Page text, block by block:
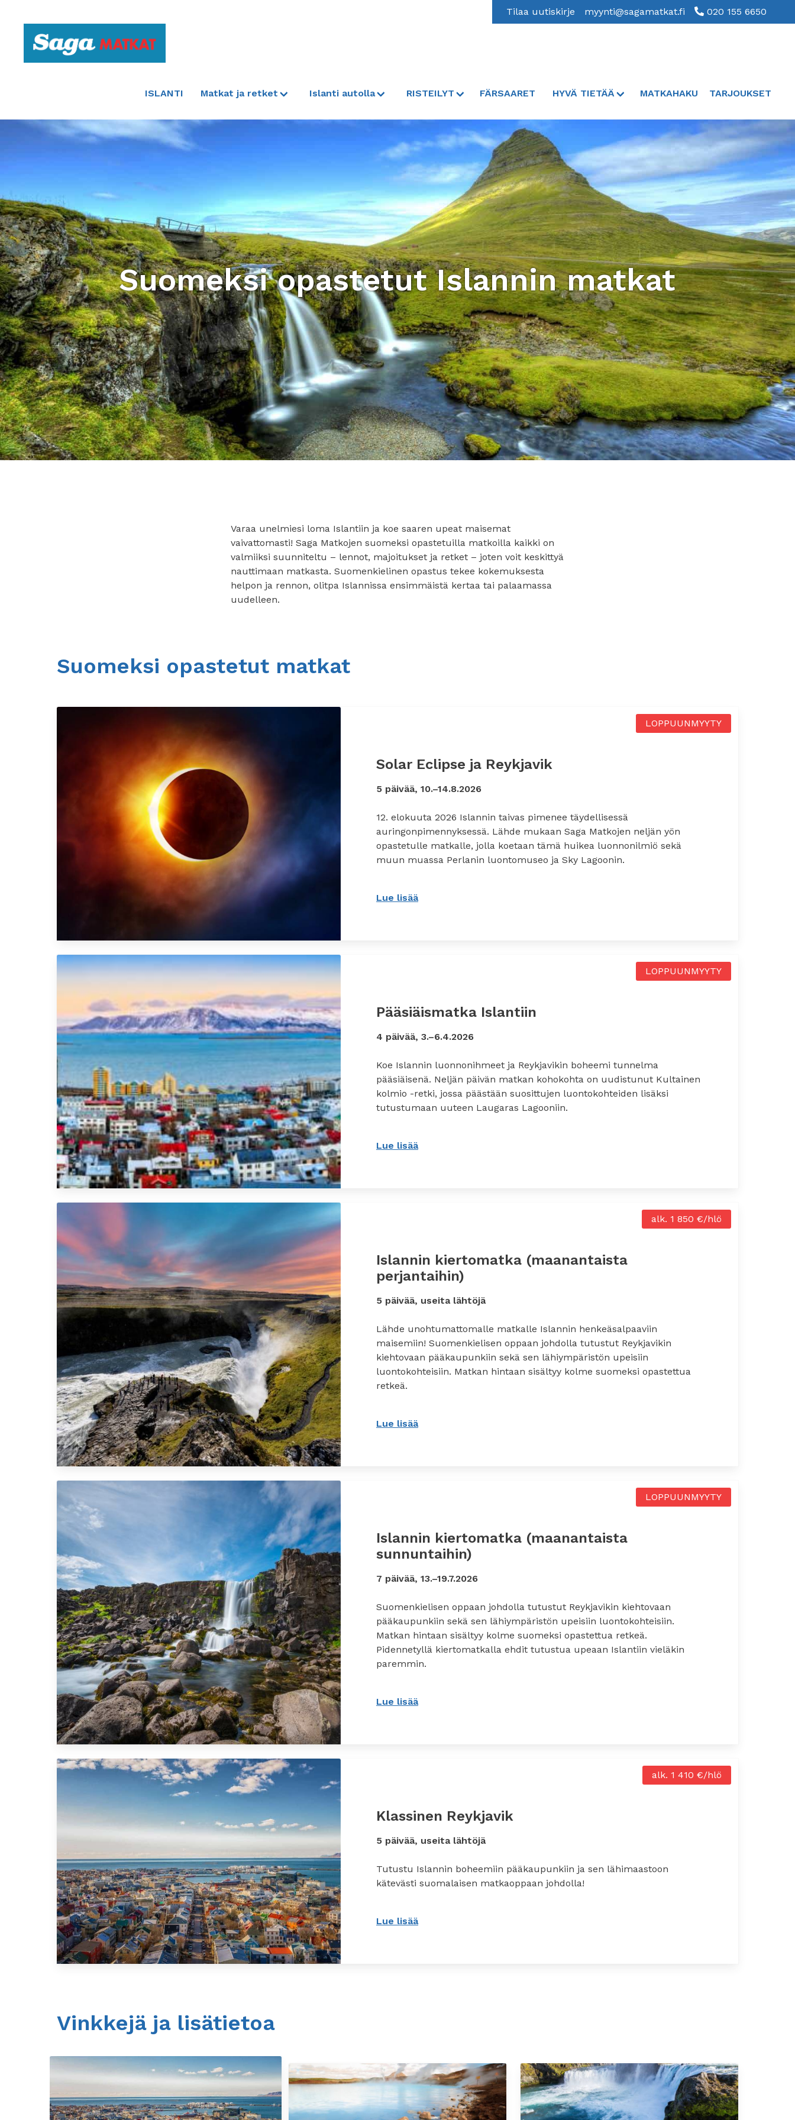
Tilaa uutiskirje myynti@sagamatkat.fi 020 155 6650
Etusivulle
ISLANTI Matkat ja retket Islanti autolla RISTEILYT FÄRSAARET HYVÄ TIETÄÄ MATKAHAKU TARJOUKSET
Suomeksi opastetut Islannin matkat
Varaa unelmiesi loma Islantiin ja koe saaren upeat maisemat
vaivattomasti! Saga Matkojen suomeksi opastetuilla matkoilla kaikki on
valmiiksi suunniteltu – lennot, majoitukset ja retket – joten voit keskittyä
nauttimaan matkasta. Suomenkielinen opastus tekee kokemuksesta
helpon ja rennon, olitpa Islannissa ensimmäistä kertaa tai palaamassa
uudelleen.
Suomeksi opastetut matkat
LOPPUUNMYYTY
Solar Eclipse ja Reykjavik
5 päivää, 10.–14.8.2026
12. elokuuta 2026 Islannin taivas pimenee täydellisessä
auringonpimennyksessä. Lähde mukaan Saga Matkojen neljän yön
opastetulle matkalle, jolla koetaan tämä huikea luonnonilmiö sekä
muun muassa Perlanin luontomuseo ja Sky Lagoonin.
Lue lisää: Solar Eclipse ja Reykjavik
LOPPUUNMYYTY
Pääsiäismatka Islantiin
4 päivää, 3.–6.4.2026
Koe Islannin luonnonihmeet ja Reykjavikin boheemi tunnelma
pääsiäisenä. Neljän päivän matkan kohokohta on uudistunut Kultainen
kolmio -retki, jossa päästään suosittujen luontokohteiden lisäksi
tutustumaan uuteen Laugaras Lagooniin.
Lue lisää: Pääsiäismatka Islantiin
alk. 1 850 €/hlö
Islannin kiertomatka (maanantaista
perjantaihin)
5 päivää, useita lähtöjä
Lähde unohtumattomalle matkalle Islannin henkeäsalpaaviin
maisemiin! Suomenkielisen oppaan johdolla tutustut Reykjavikin
kiehtovaan pääkaupunkiin sekä sen lähiympäristön upeisiin
luontokohteisiin. Matkan hintaan sisältyy kolme suomeksi opastettua
retkeä.
Lue lisää: Islannin kiertomatka (maanantaista perjantaihin)
LOPPUUNMYYTY
Islannin kiertomatka (maanantaista
sunnuntaihin)
7 päivää, 13.–19.7.2026
Suomenkielisen oppaan johdolla tutustut Reykjavikin kiehtovaan
pääkaupunkiin sekä sen lähiympäristön upeisiin luontokohteisiin.
Matkan hintaan sisältyy kolme suomeksi opastettua retkeä.
Pidennetyllä kiertomatkalla ehdit tutustua upeaan Islantiin vieläkin
paremmin.
Lue lisää: Islannin kiertomatka (maanantaista sunnuntaihin)
alk. 1 410 €/hlö
Klassinen Reykjavik
5 päivää, useita lähtöjä
Tutustu Islannin boheemiin pääkaupunkiin ja sen lähimaastoon
kätevästi suomalaisen matkaoppaan johdolla!
Lue lisää: Klassinen Reykjavik
Vinkkejä ja lisätietoa